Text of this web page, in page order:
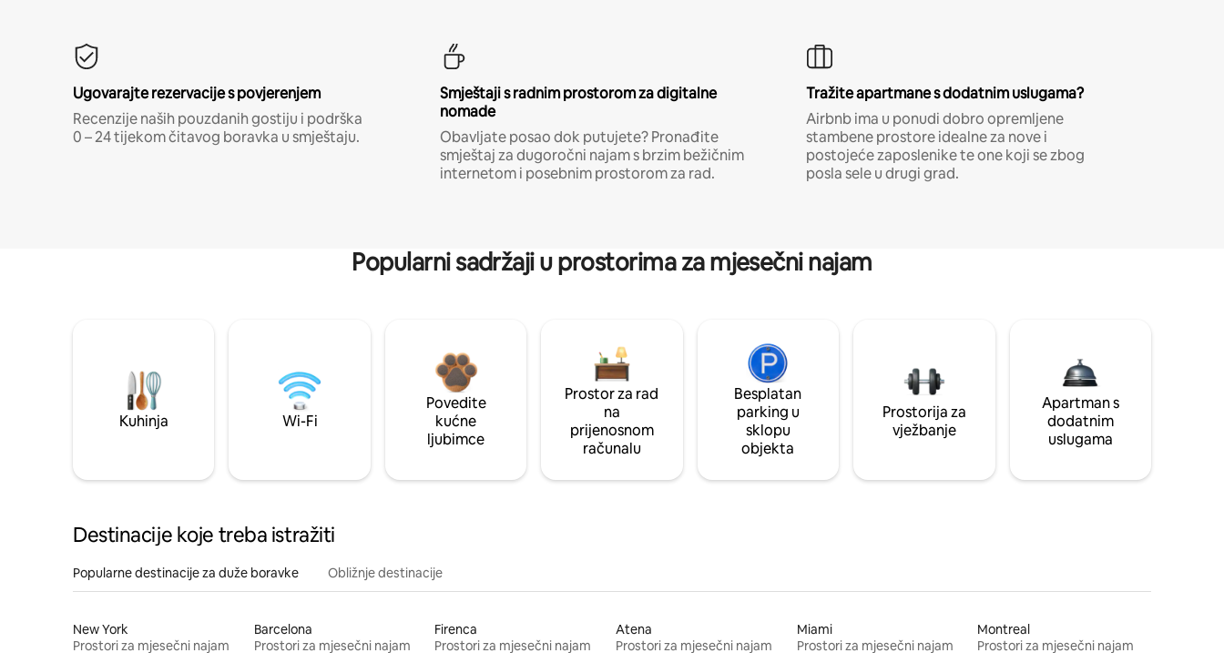
Ugovarajte rezervacije s povjerenjem
Recenzije naših pouzdanih gostiju i podrška
0 – 24 tijekom čitavog boravka u smještaju.
Smještaji s radnim prostorom za digitalne
nomade
Obavljate posao dok putujete? Pronađite
smještaj za dugoročni najam s brzim bežičnim
internetom i posebnim prostorom za rad.
Tražite apartmane s dodatnim uslugama?
Airbnb ima u ponudi dobro opremljene
stambene prostore idealne za nove i
postojeće zaposlenike te one koji se zbog
posla sele u drugi grad.
Popularni sadržaji u prostorima za mjesečni najam
Kuhinja Wi-Fi
Povedite
kućne
ljubimce
Prostor za rad
na
prijenosnom
računalu
Besplatan
parking u
sklopu
objekta
Prostorija za
vježbanje
Apartman s
dodatnim
uslugama
Destinacije koje treba istražiti
Popularne destinacije za duže boravke Obližnje destinacije
New York
Prostori za mjesečni najam
Barcelona
Prostori za mjesečni najam
Firenca
Prostori za mjesečni najam
Atena
Prostori za mjesečni najam
Miami
Prostori za mjesečni najam
Montreal
Prostori za mjesečni najam